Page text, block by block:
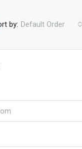
by: Default Order